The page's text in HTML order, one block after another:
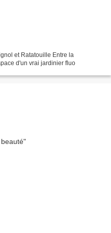
et Ratatouille Entre la
d'un vrai jardinier fluo